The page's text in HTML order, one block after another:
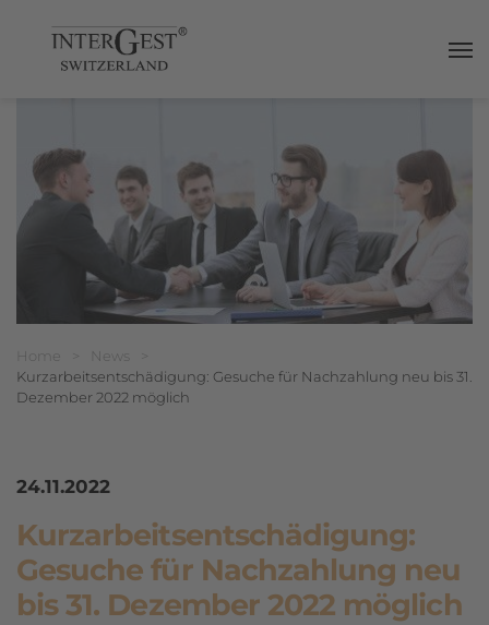
Breadcrumbnavigation
Sie befinden sich hier:
Home News
Kurzarbeitsentschädigung: Gesuche für Nachzahlung neu bis 31.
Dezember 2022 möglich
24.11.2022
Kurzarbeitsentschädigung:
Gesuche für Nachzahlung neu
bis 31. Dezember 2022 möglich